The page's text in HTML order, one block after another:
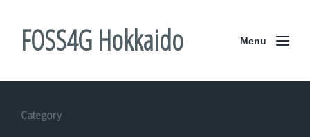
FOSS4G Hokkaido Menu
Category